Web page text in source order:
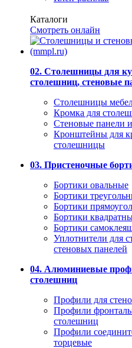
Каталоги
Смотреть онлайн
02. Столешницы для
столешниц, стеновые
Столешницы
Кромка для
Стеновые панели
Кронштейны для
столешницы
03. Пристеночные
Бортики овальные
Бортики
Бортики
Бортики
Бортики
Уплотнители для
стеновых панелей
04. Алюминиевые
столешниц
Профили для
Профили
столешниц
Профили
торцевые